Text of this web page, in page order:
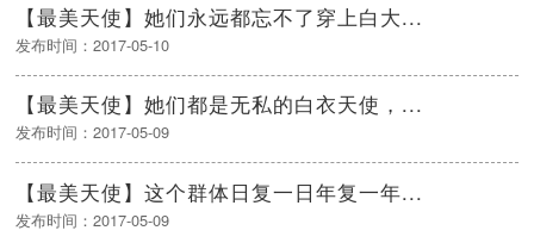
【最美天使】她们永远都忘不了穿上白大...
发布时间：2017-05-10
【最美天使】她们都是无私的白衣天使，...
发布时间：2017-05-09
【最美天使】这个群体日复一日年复一年...
发布时间：2017-05-09